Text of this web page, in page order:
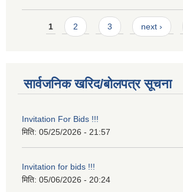
Pages
1 2 3 next ›
सार्वजनिक खरिद/बोलपत्र सूचना
Invitation For Bids !!!
मिति: 05/25/2026 - 21:57
Invitation for bids !!!
मिति: 05/06/2026 - 20:24